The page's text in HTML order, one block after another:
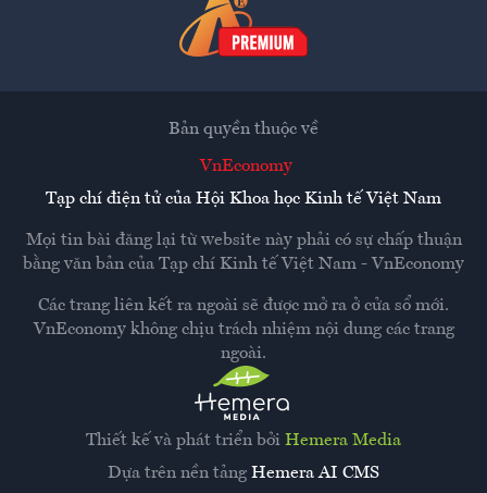
Thiết kế và phát triển bởi Hemera Media
Dựa trên nền tảng Hemera AI CMS
Bản quyền thuộc về
VnEconomy
Tạp chí điện tử của Hội Khoa học Kinh tế Việt Nam
Mọi tin bài đăng lại từ website này phải có sự chấp thuận
bằng văn bản của Tạp chí Kinh tế Việt Nam - VnEconomy
Các trang liên kết ra ngoài sẽ được mở ra ở cửa sổ mới.
VnEconomy không chịu trách nhiệm nội dung các trang
ngoài.